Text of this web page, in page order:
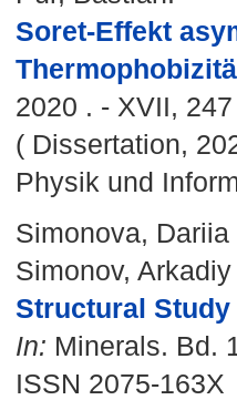
Soret-Effekt
2020 . - XVII,
( Dissertation,
Physik und
Simonova, Dariia
Simonov, Arkadiy
Structural Study
In: Minerals. Bd.
ISSN 2075-163X